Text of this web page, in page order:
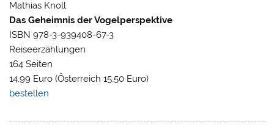
Mathias Knoll
Das Geheimnis der Vogelperspektive
ISBN 978-3-939408-67-3
Reiseerzählungen
164 Seiten
14,99 Euro (Österreich 15,50 Euro)
bestellen